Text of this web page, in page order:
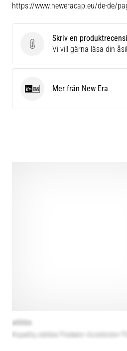
https://www.neweracap.eu/de-de/
Skriv en produktrecension
Skriv en
Vi vill gärna läsa din
New EraMer från New Era